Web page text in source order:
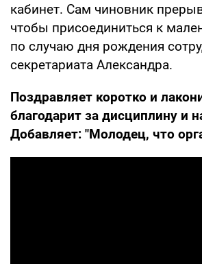
кабинет. Сам чиновник
чтобы присоединиться к
по случаю дня рождения
секретариата Александра.
Поздравляет коротко и
благодарит за дисциплину и
Добавляет: "Молодец, что